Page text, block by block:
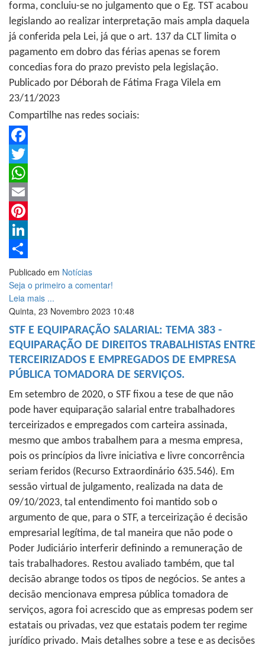
forma, concluiu-se no julgamento que o Eg. TST acabou
legislando ao realizar interpretação mais ampla daquela
já conferida pela Lei, já que o art. 137 da CLT limita o
pagamento em dobro das férias apenas se forem
concedias fora do prazo previsto pela legislação.
Publicado por Déborah de Fátima Fraga Vilela em
23/11/2023
Compartilhe nas redes sociais:
Facebook
Twitter
WhatsApp
Email
Pinterest
LinkedIn
Share
Publicado em Notícias
Seja o primeiro a comentar!
Leia mais ...
Quinta, 23 Novembro 2023 10:48
STF E EQUIPARAÇÃO SALARIAL: TEMA 383 -
EQUIPARAÇÃO DE DIREITOS TRABALHISTAS ENTRE
TERCEIRIZADOS E EMPREGADOS DE EMPRESA
PÚBLICA TOMADORA DE SERVIÇOS.
Em setembro de 2020, o STF fixou a tese de que não
pode haver equiparação salarial entre trabalhadores
terceirizados e empregados com carteira assinada,
mesmo que ambos trabalhem para a mesma empresa,
pois os princípios da livre iniciativa e livre concorrência
seriam feridos (Recurso Extraordinário 635.546). Em
sessão virtual de julgamento, realizada na data de
09/10/2023, tal entendimento foi mantido sob o
argumento de que, para o STF, a terceirização é decisão
empresarial legítima, de tal maneira que não pode o
Poder Judiciário interferir definindo a remuneração de
tais trabalhadores. Restou avaliado também, que tal
decisão abrange todos os tipos de negócios. Se antes a
decisão mencionava empresa pública tomadora de
serviços, agora foi acrescido que as empresas podem ser
estatais ou privadas, vez que estatais podem ter regime
jurídico privado. Mais detalhes sobre a tese e as decisões